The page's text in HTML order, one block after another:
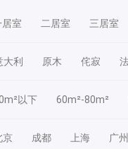
居室 二居室 三居室
大利 原木 侘寂
以下 60m²-80m²
京 成都 上海 广州